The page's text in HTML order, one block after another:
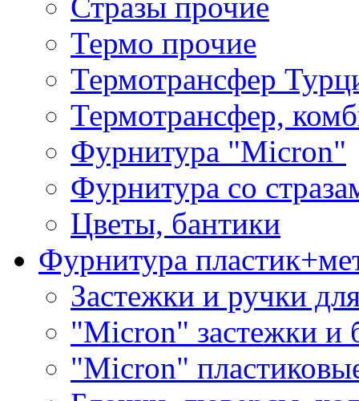
Термо прочие
Термотрансфер
Термотрансфер,
Фурнитура "Micron"
Фурнитура со
Цветы, бантики
Фурнитура
Застежки и ручки
"Micron" застежки и
"Micron"